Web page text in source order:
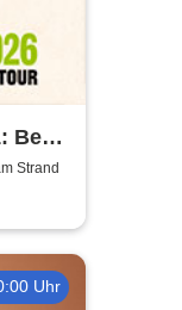
Best
Strand
Uhr